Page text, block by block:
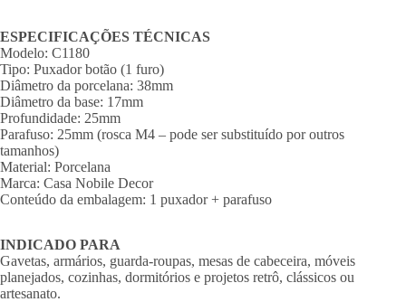
ESPECIFICAÇÕES TÉCNICAS
Modelo: C1180
Tipo: Puxador botão (1 furo)
Diâmetro da porcelana: 38mm
Diâmetro da base: 17mm
Profundidade: 25mm
Parafuso: 25mm (rosca M4 – pode ser substituído por outros
tamanhos)
Material: Porcelana
Marca: Casa Nobile Decor
Conteúdo da embalagem: 1 puxador + parafuso
INDICADO PARA
Gavetas, armários, guarda-roupas, mesas de cabeceira, móveis
planejados, cozinhas, dormitórios e projetos retrô, clássicos ou
artesanato.